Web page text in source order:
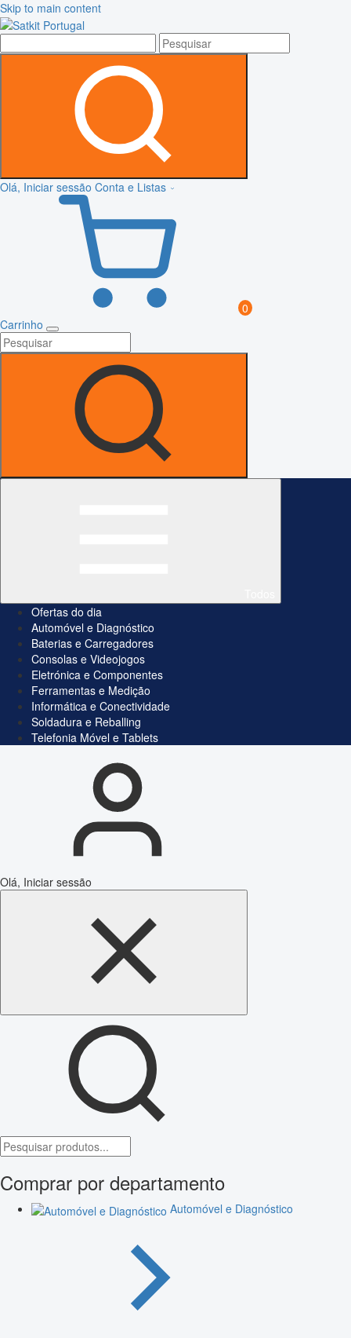
Skip to main content
Olá, Iniciar sessão Conta e Listas
0
Carrinho
Ofertas do dia
Automóvel e Diagnóstico
Baterias e Carregadores
Consolas e Videojogos
Eletrónica e Componentes
Ferramentas e Medição
Informática e Conectividade
Soldadura e Reballing
Telefonia Móvel e Tablets
Olá, Iniciar sessão
Comprar por departamento
Automóvel e Diagnóstico